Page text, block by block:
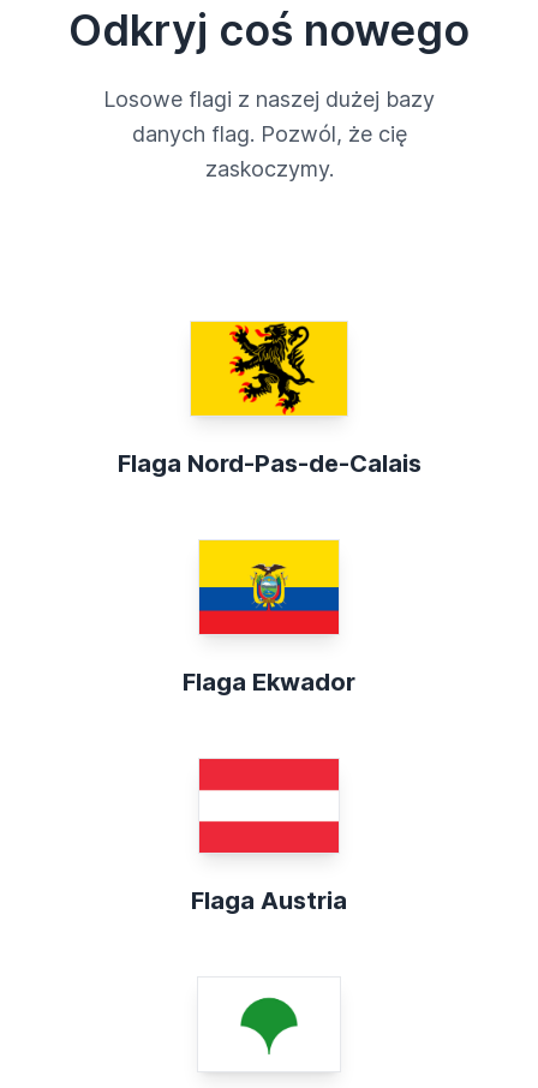
Odkryj coś nowego
Losowe flagi z naszej dużej bazy
danych flag. Pozwól, że cię
zaskoczymy.
Flaga Nord-Pas-de-Calais
Flaga Ekwador
Flaga Austria